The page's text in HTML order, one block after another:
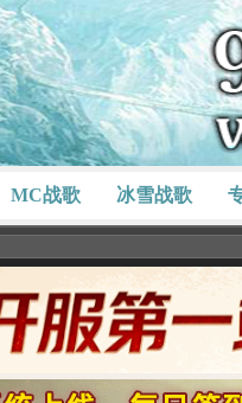
MC战歌 冰雪战歌